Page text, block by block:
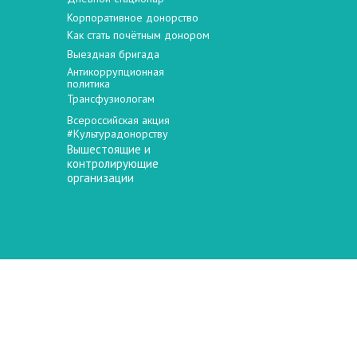
Выездная бригада
Трансфузиологам
Корпоративное донорство
Антикоррупционная
политика
Всероссийская акция
#Культурадонорству
Как стать почётным донором
Вышестоящие и
контролирующие
организации